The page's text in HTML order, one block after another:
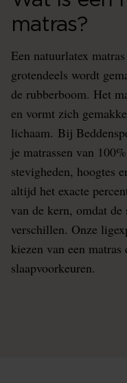
matras?
Een natuurlatex
grotendeels wordt
de rubberboom. Het
en vormt zich
lichaam. Bij
je matrassen van
stevigheden, hoogtes
altijd het exacte
van de kern, omdat
verschillen. Onze
kiezen van een
slaapvoorkeuren.